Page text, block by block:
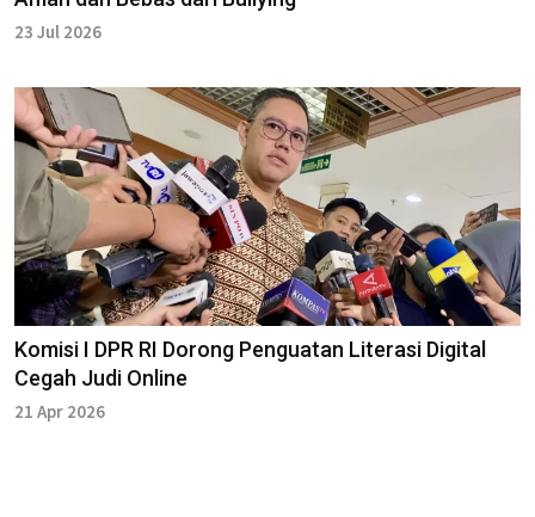
23 Jul 2026
Komisi I DPR RI Dorong Penguatan Literasi Digital
Cegah Judi Online
21 Apr 2026